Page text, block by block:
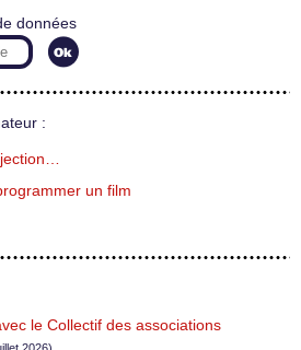
données
:
un film
le Collectif des associations